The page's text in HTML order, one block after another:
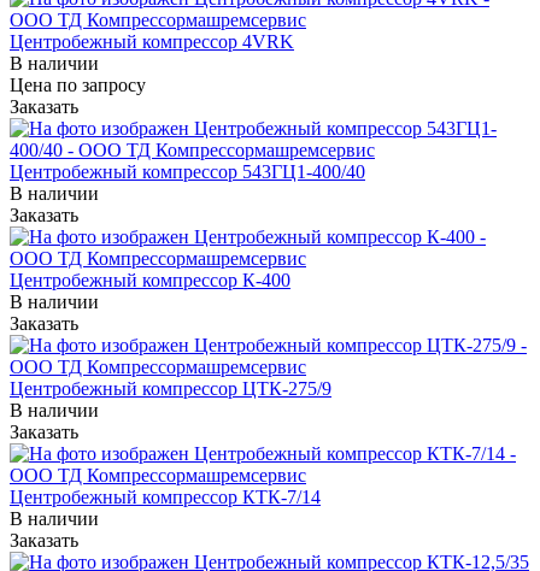
Центробежный компрессор 4VRK
В наличии
Цена по запросу
Заказать
Центробежный компрессор 543ГЦ1-400/40
В наличии
Заказать
Центробежный компрессор К-400
В наличии
Заказать
Центробежный компрессор ЦТК-275/9
В наличии
Заказать
Центробежный компрессор КТК-7/14
В наличии
Заказать